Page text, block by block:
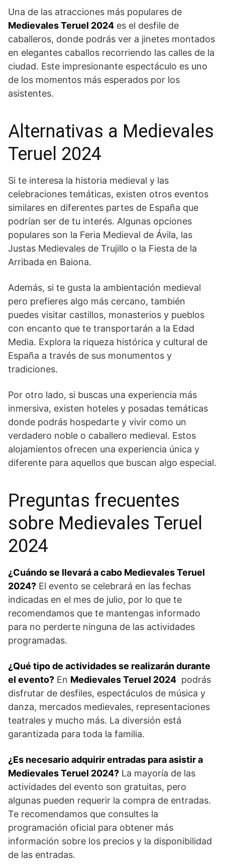
Una de las atracciones más populares‍ de
Medievales Teruel 2024 es el desfile de
caballeros, ⁢donde podrás ver a ‌jinetes montados
en ‍elegantes caballos recorriendo las calles de la
ciudad. Este impresionante espectáculo es uno
de ​los momentos más esperados ​por los
asistentes.
Alternativas ​a ‍Medievales
Teruel 2024
Si ‍te interesa la historia medieval y ⁣las
celebraciones temáticas, ​existen​ otros eventos
similares en ​diferentes partes​ de España que​
podrían ‌ser de tu interés. Algunas opciones
populares son la Feria Medieval de Ávila, las
Justas Medievales de Trujillo o ​la Fiesta de la
Arribada en Baiona.
Además, si ⁢te gusta la ambientación medieval
pero prefieres algo‍ más cercano, también
puedes visitar castillos,⁤ monasterios y pueblos
con‌ encanto que te transportarán ‌a la Edad⁢
Media. Explora ‌la riqueza histórica y cultural ⁣de ​
España a través de⁤ sus ‍monumentos y
tradiciones.
Por otro‍ lado, si buscas una⁢ experiencia más
inmersiva, existen hoteles y posadas temáticas
donde podrás hospedarte y vivir‍ como un
verdadero noble o ‍caballero ⁤medieval. Estos
alojamientos ofrecen una experiencia única y⁤
diferente para aquellos que buscan algo especial.
Preguntas frecuentes
sobre Medievales Teruel
2024
¿Cuándo se llevará a cabo⁣ Medievales ⁤Teruel
2024? El evento se‍ celebrará en las fechas
indicadas en‍ el​ mes de julio, por lo que te
‍recomendamos‍ que te mantengas informado
para no perderte​ ninguna de las‍ actividades
programadas.
¿Qué tipo de actividades se realizarán​ durante
el evento? En Medievales Teruel 2024 ⁤ podrás ​
disfrutar de⁣ desfiles, espectáculos de música y
danza, mercados medievales, representaciones
teatrales ‌y mucho⁣ más. ‍La diversión está
garantizada para toda la familia.
¿Es ‌necesario adquirir entradas para asistir a ​
Medievales Teruel 2024? La mayoría de las
actividades del evento son gratuitas, pero
algunas pueden requerir la⁢ compra de entradas.
Te‍ recomendamos que consultes la
programación oficial ⁢para obtener más
⁢información ‌sobre los precios ⁤y la disponibilidad
de‌ las ⁣entradas.